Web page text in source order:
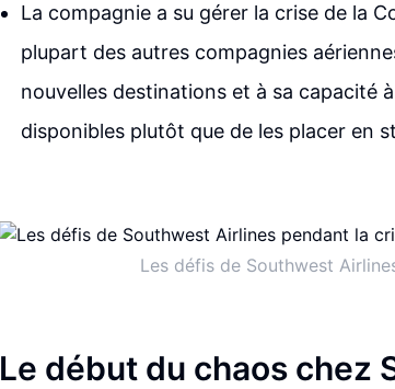
La compagnie a su gérer la crise de la
plupart des autres compagnies
nouvelles destinations et à sa capacité
disponibles plutôt que de les placer en
Les défis de Southwest
Le début du chaos chez